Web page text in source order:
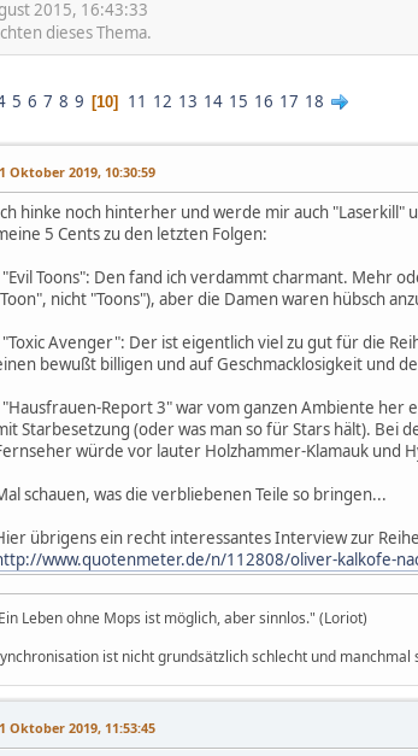
2015, 16:43:33
dieses Thema.
5 6 7 8 9 10 11 12 13 14 15 16 17 18
Oktober 2019, 10:30:59
hinke noch hinterher und werde mir auch "Laserkill"
5 Cents zu den letzten Folgen:
"Evil Toons": Den fand ich verdammt charmant. Mehr
nicht "Toons"), aber die Damen waren hübsch
"Toxic Avenger": Der ist eigentlich viel zu gut für die
bewußt billigen und auf Geschmacklosigkeit und
"Hausfrauen-Report 3" war vom ganzen Ambiente her
Starbesetzung (oder was man so für Stars hält). Bei
würde vor lauter Holzhammer-Klamauk und
schauen, was die verbliebenen Teile so bringen...
übrigens ein recht interessantes Interview zur
www.quotenmeter.de/n/112808/oliver-kalkofe-
Leben ohne Mops ist möglich, aber sinnlos." (Loriot)
ist nicht grundsätzlich schlecht und manchmal
Oktober 2019, 11:53:45